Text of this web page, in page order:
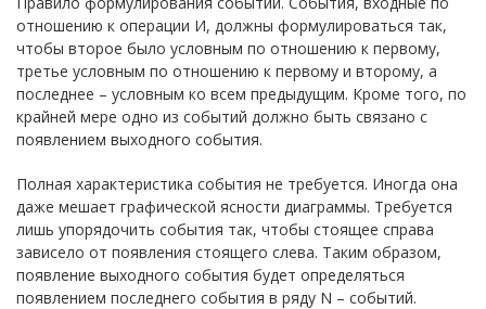
отношению к операции И, должны формулироваться так,
чтобы второе было условным по отношению к первому,
третье условным по отношению к первому и второму, а
последнее – условным ко всем предыдущим. Кроме того, по
крайней мере одно из событий должно быть связано с
появлением выходного события.
Полная характеристика события не требуется. Иногда она
даже мешает графической ясности диаграммы. Требуется
лишь упорядочить события так, чтобы стоящее справа
зависело от появления стоящего слева. Таким образом,
появление выходного события будет определяться
появлением последнего события в ряду N – событий.